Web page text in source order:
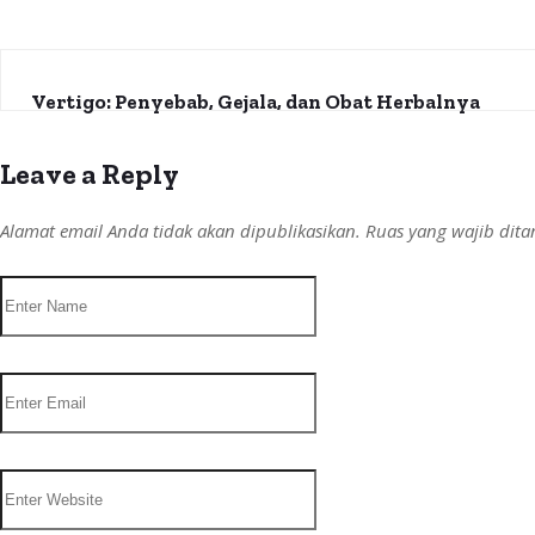
Vertigo: Penyebab, Gejala, dan Obat Herbalnya
Leave a Reply
Alamat email Anda tidak akan dipublikasikan. Ruas yang wajib